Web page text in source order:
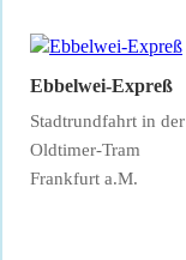
Ebbelwei-Expreß
Stadtrundfahrt in der
Oldtimer-Tram
Frankfurt a.M.